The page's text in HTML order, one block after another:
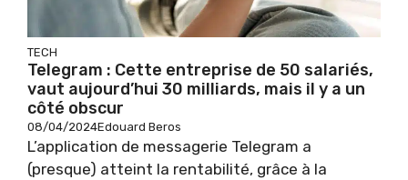
TECH
Telegram : Cette entreprise de 50 salariés,
vaut aujourd’hui 30 milliards, mais il y a un
côté obscur
08/04/2024Edouard Beros
L’application de messagerie Telegram a
(presque) atteint la rentabilité, grâce à la